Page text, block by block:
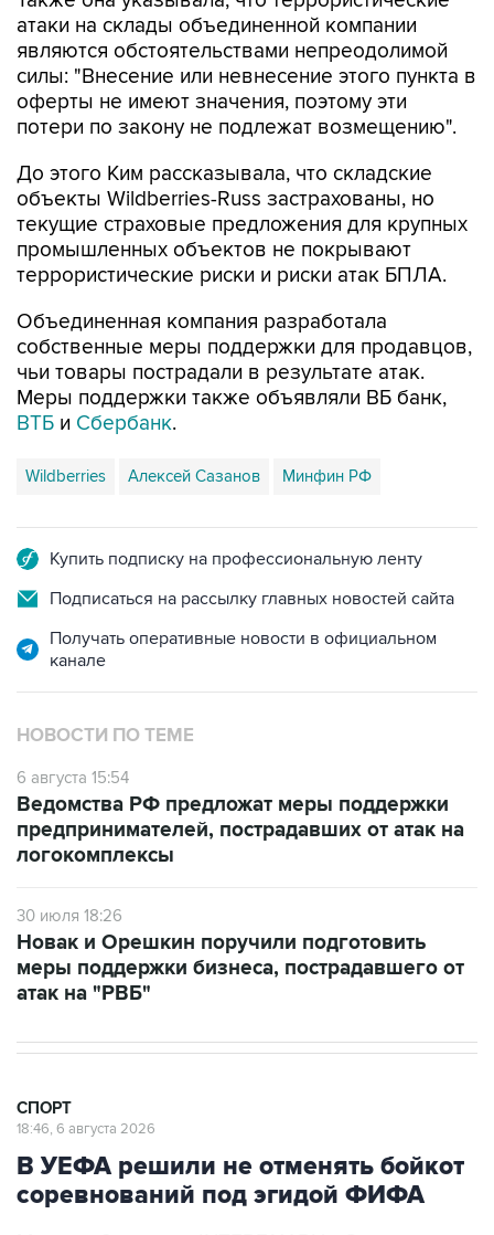
атаки на склады объединенной компании
являются обстоятельствами непреодолимой
силы: "Внесение или невнесение этого пункта в
оферты не имеют значения, поэтому эти
потери по закону не подлежат возмещению".
До этого Ким рассказывала, что складские
объекты Wildberries-Russ застрахованы, но
текущие страховые предложения для крупных
промышленных объектов не покрывают
террористические риски и риски атак БПЛА.
Объединенная компания разработала
собственные меры поддержки для продавцов,
чьи товары пострадали в результате атак.
Меры поддержки также объявляли ВБ банк,
ВТБ и Сбербанк.
Wildberries Алексей Сазанов Минфин РФ
Купить подписку на профессиональную ленту
Подписаться на рассылку главных новостей сайта
Получать оперативные новости в официальном
канале
НОВОСТИ ПО ТЕМЕ
6 августа 15:54
Ведомства РФ предложат меры поддержки
предпринимателей, пострадавших от атак на
логокомплексы
30 июля 18:26
Новак и Орешкин поручили подготовить
меры поддержки бизнеса, пострадавшего от
атак на "РВБ"
СПОРТ
18:46, 6 августа 2026
В УЕФА решили не отменять бойкот
соревнований под эгидой ФИФА